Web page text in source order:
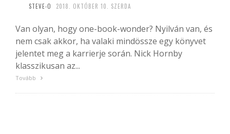
STEVE-O 2018. OKTÓBER 10. SZERDA
Van olyan, hogy one-book-wonder? Nyilván van, és
nem csak akkor, ha valaki mindössze egy könyvet
jelentet meg a karrierje során. Nick Hornby
klasszikusan az...
Tovább